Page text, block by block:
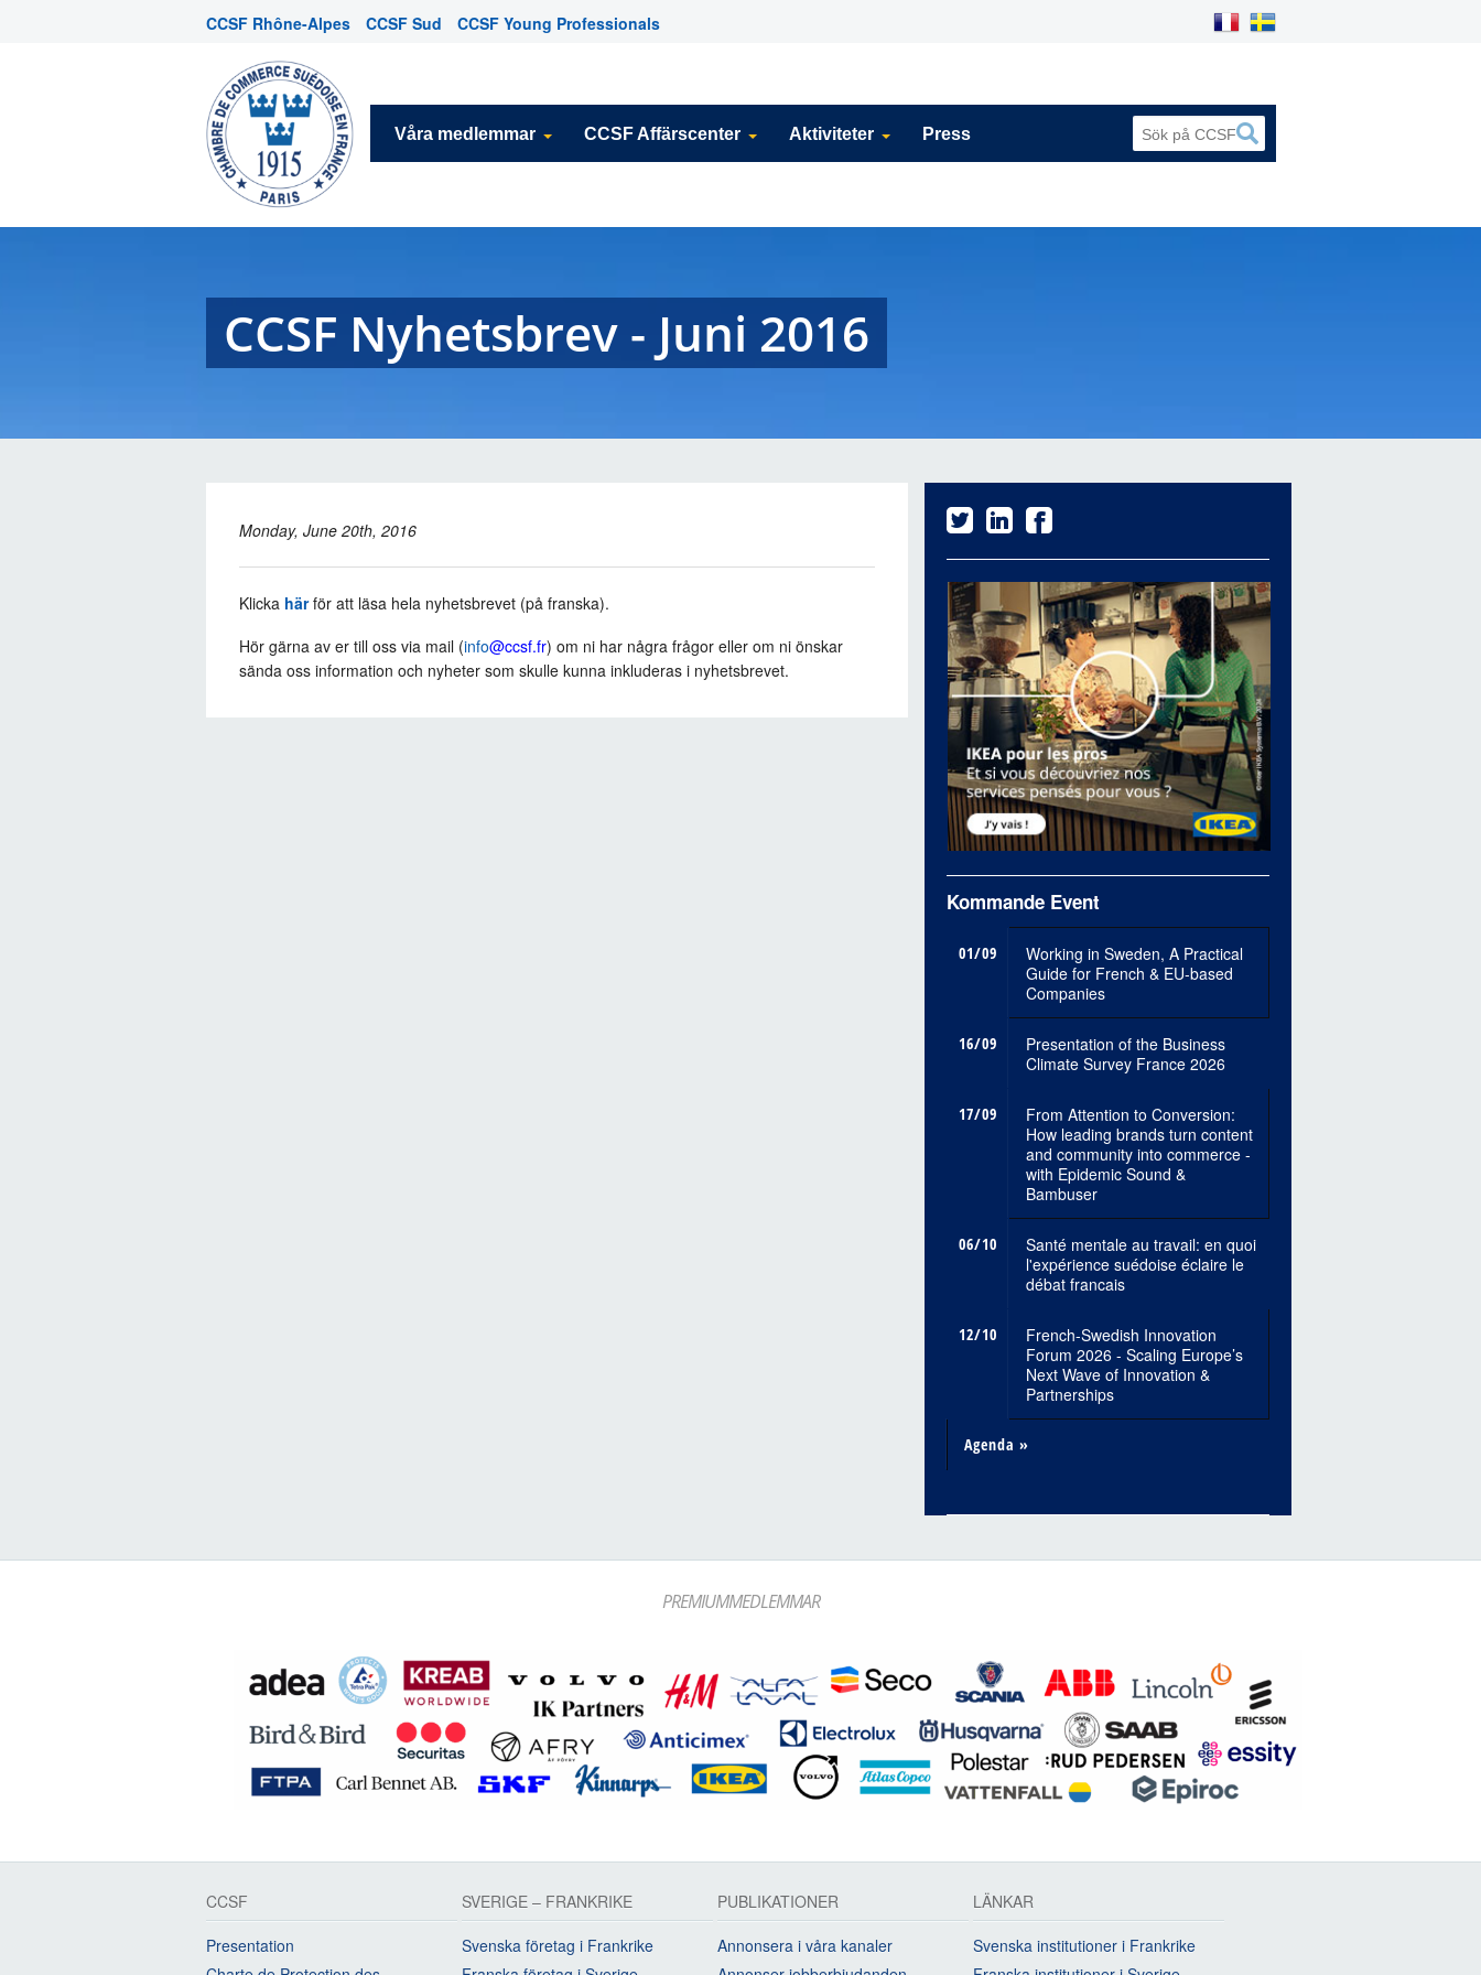
CCSF Rhône-Alpes CCSF Sud CCSF Young Professionals
Våra medlemmar CCSF Affärscenter Aktiviteter Press
CCSF Nyhetsbrev - Juni 2016
Monday, June 20th, 2016
Klicka härför att läsa hela nyhetsbrevet (på franska).
Hör gärna av er till oss via mail (info@ccsf.fr) om ni har några frågor eller om ni önskar
sända oss information och nyheter som skulle kunna inkluderas i nyhetsbrevet.
Kommande Event
01/09
Working in Sweden, A Practical
Guide for French & EU-based
Companies
16/09
Presentation of the Business
Climate Survey France 2026
17/09
From Attention to Conversion:
How leading brands turn content
and community into commerce -
with Epidemic Sound &
Bambuser
06/10
Santé mentale au travail: en quoi
l'expérience suédoise éclaire le
débat francais
12/10
French-Swedish Innovation
Forum 2026 - Scaling Europe’s
Next Wave of Innovation &
Partnerships
Agenda »
PREMIUMMEDLEMMAR
CCSF
Presentation
SVERIGE – FRANKRIKE
Svenska företag i Frankrike
PUBLIKATIONER
Annonsera i våra kanaler
LÄNKAR
Svenska institutioner i Frankrike